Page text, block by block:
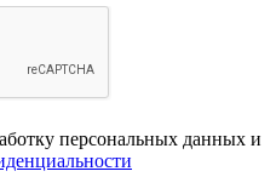
персональных данных и